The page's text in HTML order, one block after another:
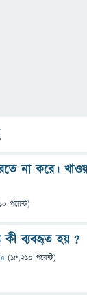
না করে।
পয়েন্ট)
কী ব্যবহৃত হয় ?
(15,210 পয়েন্ট)